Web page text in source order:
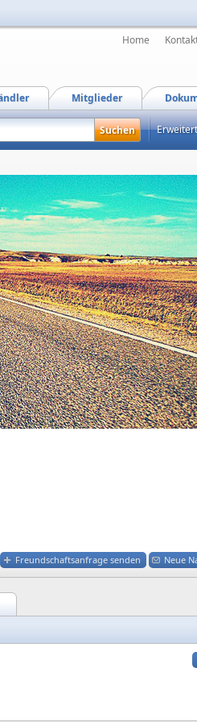
Home
Mitglieder
Freundschaftsanfrage senden Neue